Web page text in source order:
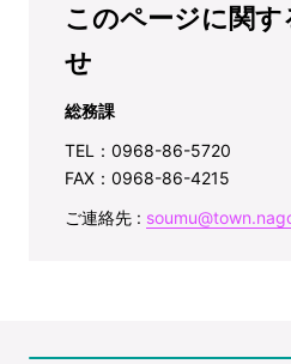
このページに関
せ
総務課
TEL：0968-86-5720
FAX：0968-86-4215
ご連絡先 :